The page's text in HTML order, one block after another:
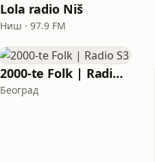
Lola radio Niš
Ниш · 97.9 FM
2000-te Folk | Radio S3
Београд